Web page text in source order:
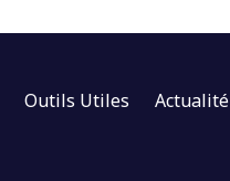
Outils Utiles Actualité